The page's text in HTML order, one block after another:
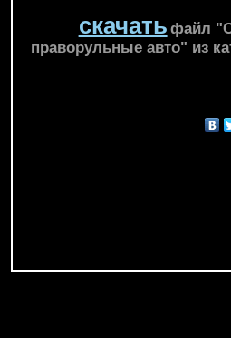
скачать файл
праворульные авто" из